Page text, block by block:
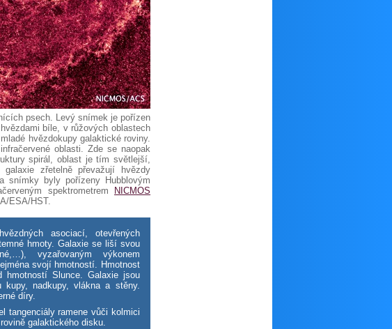
psech. Levý snímek je pořízen
bíle, v růžových oblastech
hvězdokupy galaktické roviny.
oblasti. Zde se naopak
spirál, oblast je tím světlejší,
zřetelně převažují hvězdy
snímky byly pořízeny Hubb­lovým
spektrometrem
NICMOS
ESA/HST.
asociací, otevřených
hmoty. Galaxie se liší svou
vyzařovaným výkonem
svojí hmotností. Hmotnost
hmotností Slunce. Galaxie jsou
nadkupy, vlákna a stěny.
díry.
tangenciály ramene vůči kolmici
galaktického disku.